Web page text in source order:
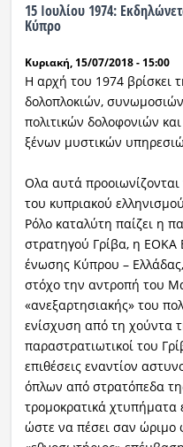
15 Ιουλίου 1974:
Κύπρο
Κυριακή, 15/07/2018 - 15:00
Η αρχή του 1974 βρίσκει
δολοπλοκιών,
πολιτικών δολοφονιών
ξένων μυστικών
Ολα αυτά
του κυπριακού
Ρόλο καταλύτη παίζει η
στρατηγού Γρίβα, η ΕΟΚΑ
ένωσης Κύπρου –
στόχο την αντροπή του
«ανεξαρτησιακής» του
ενίσχυση από τη χούντα
παραστρατιωτικοί του
επιθέσεις εναντίον
όπλων από στρατόπεδα
τρομοκρατικά χτυπήματα
ώστε να πέσει σαν ώριμο